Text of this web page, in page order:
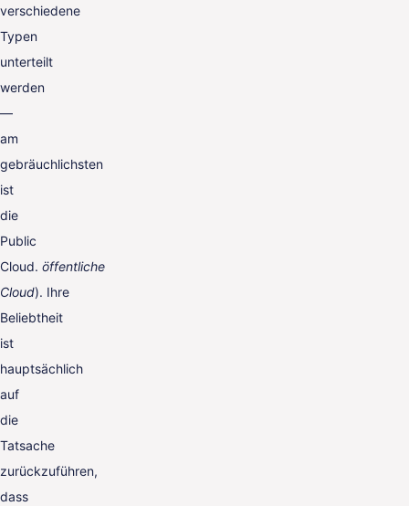
verschiedene
Typen
unterteilt
werden
—
am
gebräuchlichsten
ist
die
Public
Cloud. öffentliche
Cloud). Ihre
Beliebtheit
ist
hauptsächlich
auf
die
Tatsache
zurückzuführen,
dass